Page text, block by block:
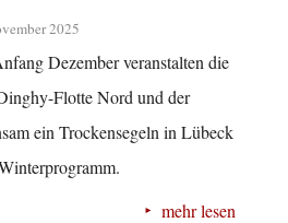
2025
Dezember veranstalten die
Flotte Nord und der
ein Trockensegeln in Lübeck
mehr lesen